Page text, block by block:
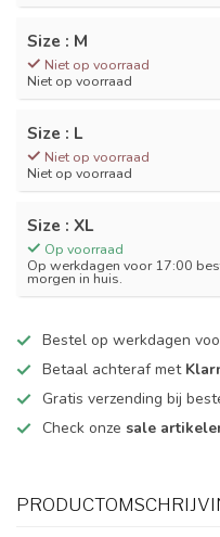
Size : M
Niet op voorraad
Niet op voorraad
Size : L
Niet op voorraad
Niet op voorraad
Size : XL
Op voorraad
Op werkdagen voor 17:00
morgen in huis.
Bestel op werkdagen
Betaal achteraf met
Gratis verzending bij
Check onze sale